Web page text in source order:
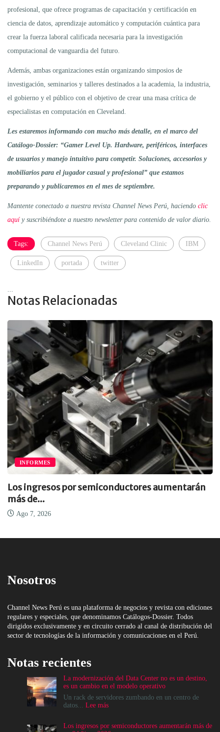
profesional, que ofrece programas de capacitación y certificación en
ciencia de datos, aprendizaje automático y computación cuántica para
crear la fuerza laboral calificada necesaria para la investigación
computacional de vanguardia del futuro.
Además, ambas organizaciones están organizando simposios de
investigación, seminarios y talleres destinados a la academia, la industria,
el gobierno y el público con el objetivo de crear una masa crítica de
especialistas en computación en Cleveland.
Les estaremos informando con mucho más detalle, en el marco del
Catálogo-Dossier: “Gamer Level Up. Hardware, periféricos, interfaces
de usuarios y manejo intuitivo para competir. Soluciones, accesorios y
mobiliarios para el jugador casual y profesional” que estamos
preparando y publicaremos en el mes de septiembre.
Mantente conectado a nuestra revista Channel News Perú, haciendo clic
aquíy suscribiéndote a nuestro newsletter para contenido de valor diario.
Tags: Channel News Perú Cleveland Clinic IBM
LinkedIn portada twitter
Notas Relacionadas
INFORMES
Los ingresos por semiconductores aumentarán
más de...
Ago 7, 2026
Nosotros
Channel News Perú es una plataforma de negocios y revista con ediciones
regulares y especiales, que denominamos Catálogos-Dossier. Todos
dirigidos exclusivamente y en circuito cerrado al canal de distribución del
sector de tecnologías de la información y comunicaciones en el Perú.
Notas recientes
La modernización del Data Center no es un destino,
es un cambio en el modelo operativo
Un rack de servidores zumbando en un centro de
datos... Lee más:
del
Los ingresos por semiconductores aumentarán más de